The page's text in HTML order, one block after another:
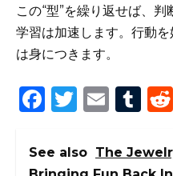
この“型”を繰り返せば、判
学習は加速します。行動
は身につきます。
F
c
T
it
E
ai
T
m
See also The